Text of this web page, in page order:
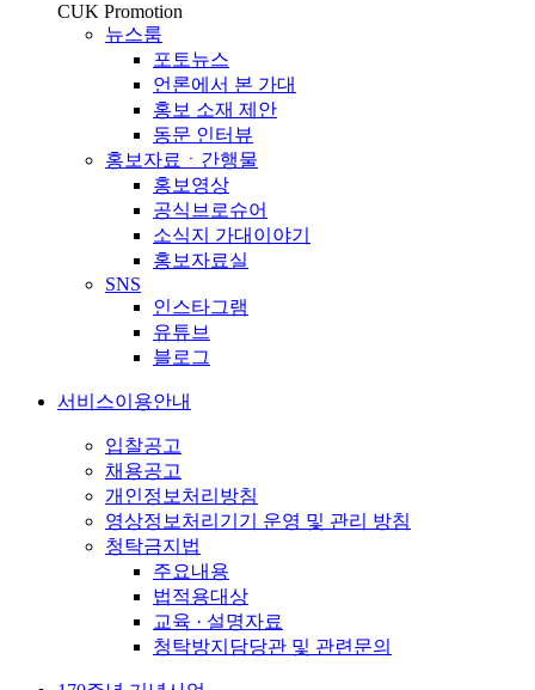
CUK Promotion
뉴스룸
포토뉴스
언론에서 본 가대
홍보 소재 제안
동문 인터뷰
홍보자료ㆍ간행물
홍보영상
공식브로슈어
소식지 가대이야기
홍보자료실
SNS
인스타그램
유튜브
블로그
서비스이용안내
입찰공고
채용공고
개인정보처리방침
영상정보처리기기 운영 및 관리 방침
청탁금지법
주요내용
법적용대상
교육 · 설명자료
청탁방지담당관 및 관련문의